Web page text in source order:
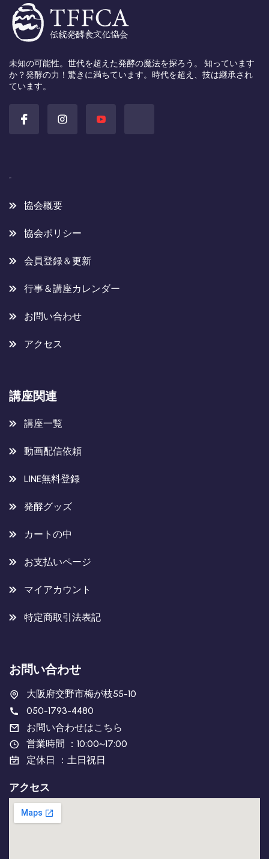
未知の可能性。世代を超えた発酵の魔法を探ろう。 知っています
か？発酵の力！驚きに満ちています。時代を超え、技は継承され
ています。
協会概要
協会ポリシー
会員登録＆更新
行事＆講座カレンダー
お問い合わせ
アクセス
講座関連
講座一覧
動画配信依頼
LINE無料登録
発酵グッズ
カートの中
お支払いページ
マイアカウント
特定商取引法表記
お問い合わせ
大阪府交野市梅が枝55-10
050-1793-4480
お問い合わせはこちら
営業時間 ：10:00~17:00
定休日 ：土日祝日
アクセス